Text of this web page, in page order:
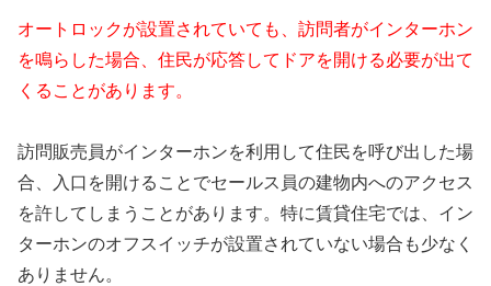
オートロックが設置されていても、訪問者がインターホン
を鳴らした場合、住民が応答してドアを開ける必要が出て
くることがあります。
訪問販売員がインターホンを利用して住民を呼び出した場
合、入口を開けることでセールス員の建物内へのアクセス
を許してしまうことがあります。特に賃貸住宅では、イン
ターホンのオフスイッチが設置されていない場合も少なく
ありません。